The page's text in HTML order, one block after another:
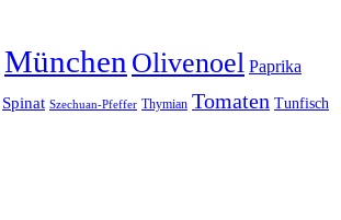
München Olivenoel Paprika
Spinat Szechuan-Pfeffer Thymian Tomaten Tunfisch